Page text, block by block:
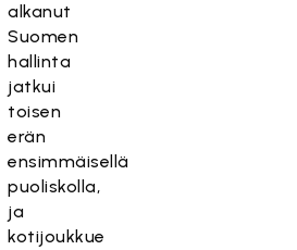
alkanut
Suomen
hallinta
jatkui
toisen
erän
ensimmäisellä
puoliskolla,
ja
kotijoukkue